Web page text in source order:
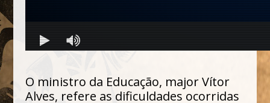
O ministro da Educação, major Vítor
Alves, refere as dificuldades ocorridas